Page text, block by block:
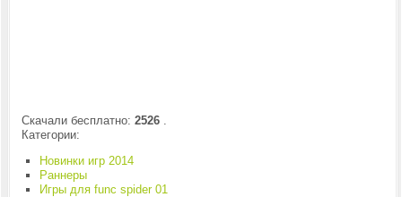
Скачали бесплатно: 2526.
Категории:
Новинки игр 2014
Раннеры
Игры для func spider 01